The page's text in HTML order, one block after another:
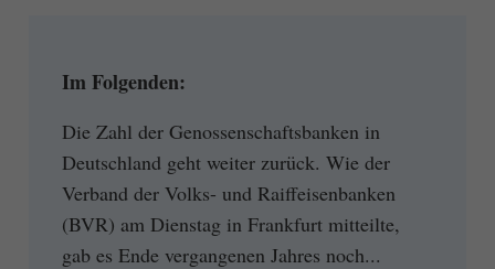
Im Folgenden:
Die Zahl der Genossenschaftsbanken in
Deutschland geht weiter zurück. Wie der
Verband der Volks- und Raiffeisenbanken
(BVR) am Dienstag in Frankfurt mitteilte,
gab es Ende vergangenen Jahres noch...